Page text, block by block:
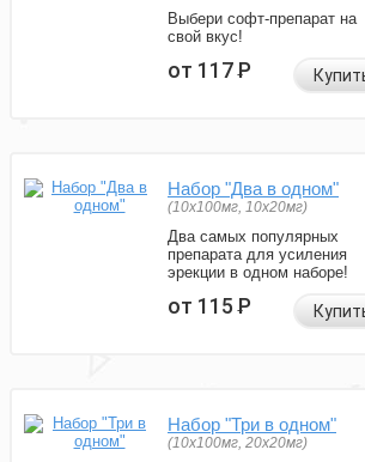
Выбери софт-препарат на
свой вкус!
от 117Р
Набор "Два в одном"
(10x100мг, 10x20мг)
Два самых популярных
препарата для усиления
эрекции в одном наборе!
от 115Р
Набор "Три в одном"
(10x100мг, 20x20мг)